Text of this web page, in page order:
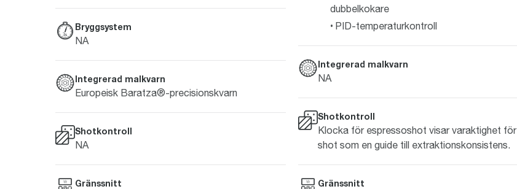
Bryggsystem
NA
Integrerad malkvarn
Europeisk Baratza®-precisionskvarn
Shotkontroll
NA
Gränssnitt
dubbelkokare
PID-temperaturkontroll
Integrerad malkvarn
NA
Shotkontroll
Klocka för espressoshot visar varaktighet för
shot som en guide till extraktionskonsistens.
Gränssnitt